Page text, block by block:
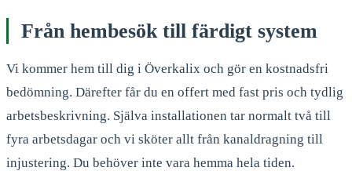
Från hembesök till färdigt system
Vi kommer hem till dig i Överkalix och gör en kostnadsfri
bedömning. Därefter får du en offert med fast pris och tydlig
arbetsbeskrivning. Själva installationen tar normalt två till
fyra arbetsdagar och vi sköter allt från kanaldragning till
injustering. Du behöver inte vara hemma hela tiden.